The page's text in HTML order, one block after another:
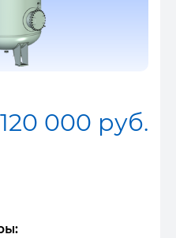
000 руб.